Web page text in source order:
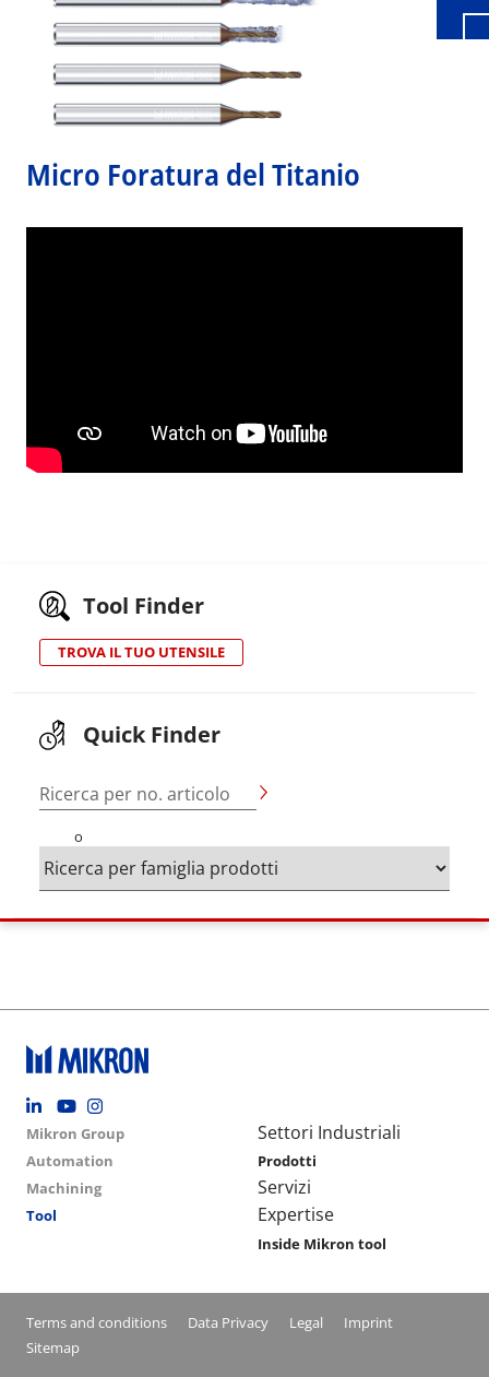
Micro Foratura del Titanio
Tool Finder
TROVA IL TUO UTENSILE
Quick Finder
Ricerca per no. articolo
o
Footer social
Group menu
Mikron Group
Automation
Machining
Tool
Main navigation
Settori Industriali
Prodotti
Servizi
Expertise
Inside Mikron tool
Conditions footer menu
Terms and conditions Data Privacy Legal
Imprint
Sitemap